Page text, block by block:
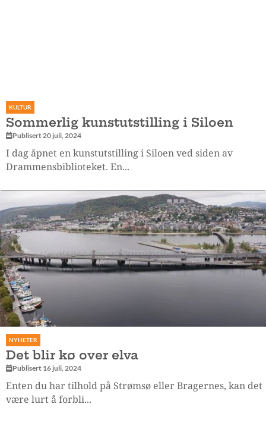
KULTUR
Sommerlig kunstutstilling i Siloen
Publisert 20 juli, 2024
I dag åpnet en kunstutstilling i Siloen ved siden av
Drammensbiblioteket. En...
NYHETER
Det blir kø over elva
Publisert 16 juli, 2024
Enten du har tilhold på Strømsø eller Bragernes, kan det
være lurt å forbli...